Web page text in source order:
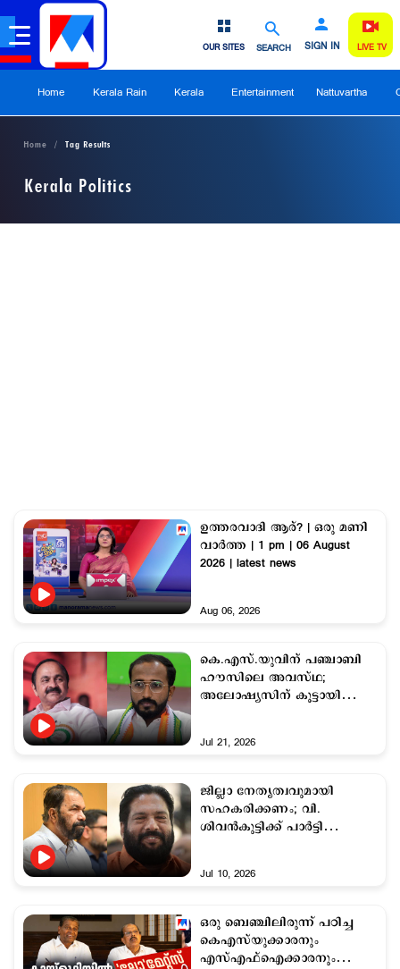
SEARCH SIGN IN
OUR SITES LIVE TV
Home Kerala Rain Kerala Entertainment Nattuvartha
Home Tag Results
Kerala Politics
ഉത്തരവാദി ആര്? | ഒരു മണി
വാര്‍ത്ത | 1 pm | 06 August
2026 | latest news
Aug 06, 2026
കെ.എസ്.യുവിന് പഞ്ചാബി
ഹൗസിലെ അവസ്ഥ;
അലോഷ്യസിന് കൂട്ടായി
Jul 21, 2026
ജില്ലാ നേതൃത്വവുമായി
സഹകരിക്കണം; വി.
ശിവൻകുട്ടിക്ക് പാർട്ടി
Jul 10, 2026
ഒരു ബെഞ്ചിലിരുന്ന് പഠിച്ച
കെഎസ്‌യുക്കാരനും
എസ്എഫ്ഐക്കാരനും